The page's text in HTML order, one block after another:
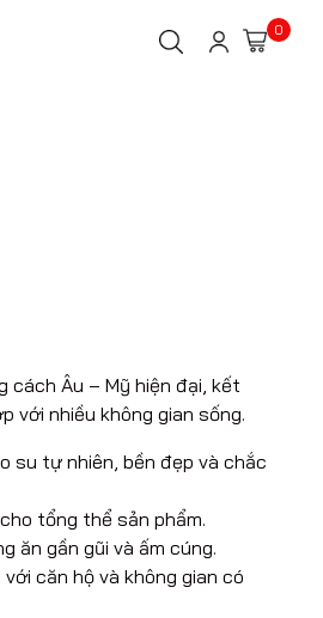
0
Âu – Mỹ hiện đại, kết
với nhiều không gian sống.
su tự nhiên, bền đẹp và chắc
tổng thể sản phẩm.
ăn gần gũi và ấm cúng.
với căn hộ và không gian có